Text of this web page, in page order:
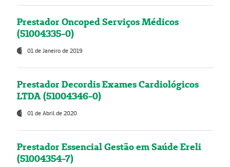
Prestador Oncoped Serviços Médicos
(51004335-0)
01 de Janeiro de 2019
Prestador Decordis Exames Cardiológicos
LTDA (51004346-0)
01 de Abril de 2020
Prestador Essencial Gestão em Saúde Ereli
(51004354-7)